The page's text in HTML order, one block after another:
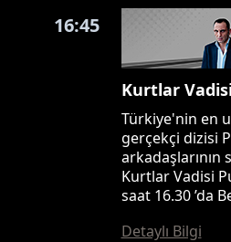
16:45
Kurtlar
Türkiye'nin en
gerçekçi dizisi
arkadaşlarının
Kurtlar Vadisi
saat 16.30 ’da
Detaylı Bilgi